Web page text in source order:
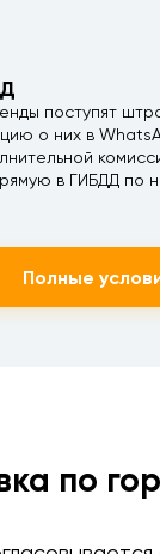
поступят
о них в
в ГИБДД по
Полные
по